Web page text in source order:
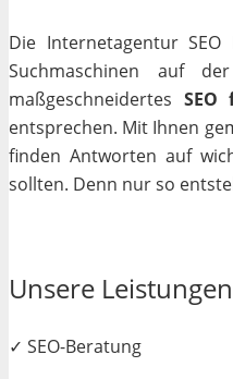
Die Internetagentur
Suchmaschinen auf
maßgeschneidertes SEO
entsprechen. Mit Ihnen
finden Antworten auf
sollten. Denn nur so
Unsere
✓ SEO-Beratung